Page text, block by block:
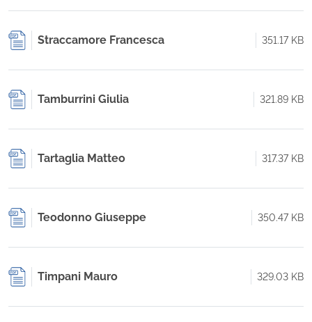
Straccamore Francesca 351.17 KB
Tamburrini Giulia 321.89 KB
Tartaglia Matteo 317.37 KB
Teodonno Giuseppe 350.47 KB
Timpani Mauro 329.03 KB